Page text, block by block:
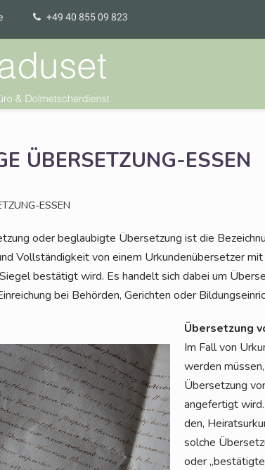
+49 40 855 09 823
ÜBERSETZUNG-ESSEN
ESSEN
oder beglau­big­te Über­set­zung ist die
Voll­stän­dig­keit von einem Urkun­den­über­set­zer
bestä­tigt wird. Es han­delt sich dabei um
bei Behör­den, Gerich­ten oder
Über­set­zung
Im Fall von
wer­den
Über­set­zung
ange­fer­tigt
den,
sol­che
oder